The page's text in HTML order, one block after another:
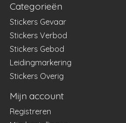
Categorieën
Stickers Gevaar
Stickers Verbod
Stickers Gebod
Leidingmarkering
Stickers Overig
Mijn account
Registreren